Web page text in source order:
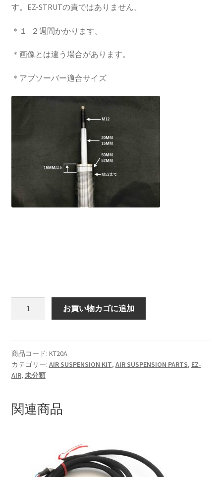
SPORZA FORGED WHEEL
SUSPENSION
top2
WHEEL 採寸表
WILWOOD BRAKE SYSTEM
ショップ
支払い
特注製作
す。EZ-STRUTの責ではありません。
＊１−２週間かかります。
＊画像とは違う場合があります。
＊アブソーバー適合サイズ
125MM
個
お買い物カゴに追加
商品コード: KT20A
カテゴリー: AIR SUSPENSION KIT, AIR SUSPENSION PARTS, EZ-
AIR, 未分類
関連商品